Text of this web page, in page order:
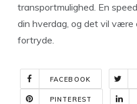
transportmulighed. En
din hverdag, og det vil være
fortryde.
FACEBOOK
PINTEREST